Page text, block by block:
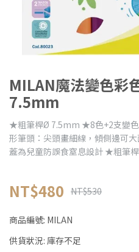
MILAN魔法變色彩
7.5mm
★粗筆桿Ø 7.5mm ★8色+2支變
形筆頭：尖頭畫細線，傾側邊可
蓋為兒童防誤食窒息設計 ★粗筆
NT$480 NT$530
商品編號: MILAN
供貨狀況: 庫存不足